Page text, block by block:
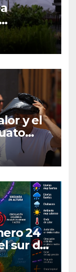
y el
24
sur del